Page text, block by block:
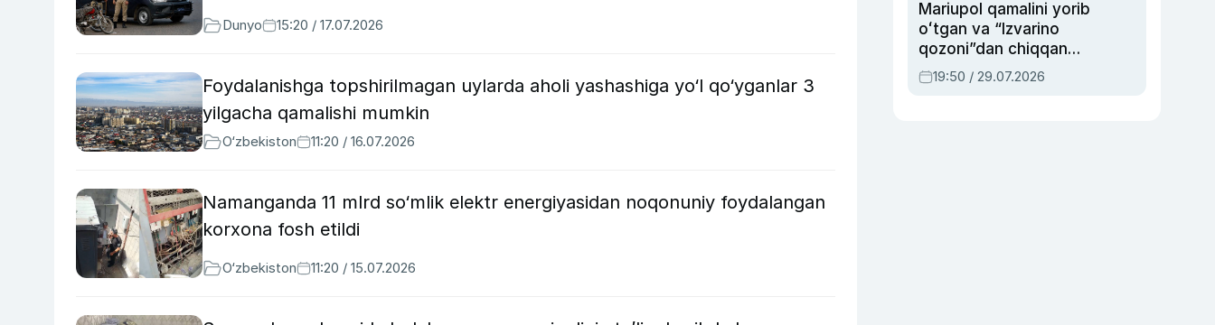
Dunyo 15:20 / 17.07.2026
Foydalanishga topshirilmagan uylarda aholi yashashiga yo‘l qo‘yganlar 3
yilgacha qamalishi mumkin
O‘zbekiston 11:20 / 16.07.2026
Namanganda 11 mlrd so‘mlik elektr energiyasidan noqonuniy foydalangan
korxona fosh etildi
O‘zbekiston 11:20 / 15.07.2026
Mariupol qamalini yorib
oʻtgan va “Izvarino
qozoni”dan chiqqan
qahramon — Ukraina
armiyasi bosh
19:50 / 29.07.2026